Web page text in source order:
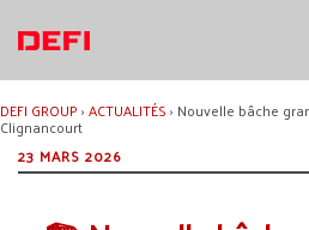
contenu
DEFI GROUP›ACTUALITÉS› Nouvelle bâche
Clignancourt
23 MARS 2026